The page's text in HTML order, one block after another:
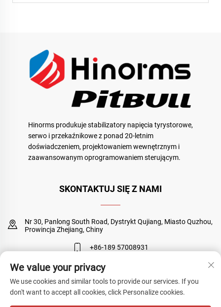
Hinorms produkuje stabilizatory napięcia tyrystorowe,
serwo i przekaźnikowe z ponad 20-letnim
doświadczeniem, projektowaniem wewnętrznym i
zaawansowanym oprogramowaniem sterującym.
SKONTAKTUJ SIĘ Z NAMI
Nr 30, Panlong South Road, Dystrykt Qujiang, Miasto Quzhou,
Prowincja Zhejiang, Chiny
+86-189 57008931
[email protected]
We value your privacy
We use cookies and similar tools to provide our services. If you
don't want to accept all cookies, click Personalize cookies.